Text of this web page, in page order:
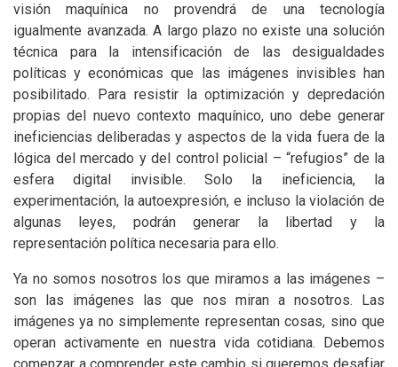
visión maquínica no provendrá de una tecnología
igualmente avanzada. A largo plazo no existe una solución
técnica para la intensificación de las desigualdades
políticas y económicas que las imágenes invisibles han
posibilitado. Para resistir la optimización y depredación
propias del nuevo contexto maquínico, uno debe generar
ineficiencias deliberadas y aspectos de la vida fuera de la
lógica del mercado y del control policial – “refugios” de la
esfera digital invisible. Solo la ineficiencia, la
experimentación, la autoexpresión, e incluso la violación de
algunas leyes, podrán generar la libertad y la
representación política necesaria para ello.
Ya no somos nosotros los que miramos a las imágenes –
son las imágenes las que nos miran a nosotros. Las
imágenes ya no simplemente representan cosas, sino que
operan activamente en nuestra vida cotidiana. Debemos